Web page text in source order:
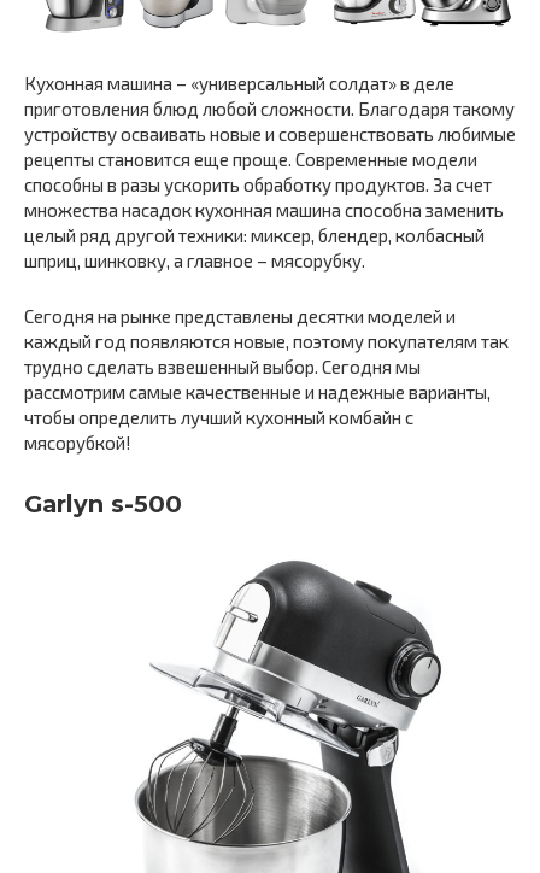
Кухонная машина – «универсальный солдат» в деле
приготовления блюд любой сложности. Благодаря такому
устройству осваивать новые и совершенствовать любимые
рецепты становится еще проще. Современные модели
способны в разы ускорить обработку продуктов. За счет
множества насадок кухонная машина способна заменить
целый ряд другой техники: миксер, блендер, колбасный
шприц, шинковку, а главное – мясорубку.
Сегодня на рынке представлены десятки моделей и
каждый год появляются новые, поэтому покупателям так
трудно сделать взвешенный выбор. Сегодня мы
рассмотрим самые качественные и надежные варианты,
чтобы определить лучший кухонный комбайн с
мясорубкой!
Garlyn s-500